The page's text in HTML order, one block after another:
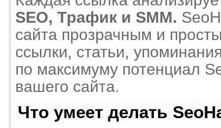
SEO, Трафик и SMM.
сайта прозрачным и
ссылки, статьи,
по максимуму потенциал
вашего сайта.
Что умеет делать